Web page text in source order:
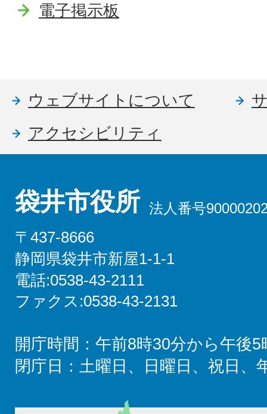
電子掲示板
ウェブサイトについて
アクセシビリティ
袋井市役所 法人番号
〒437-8666
静岡県袋井市新屋1-1-1
電話:0538-43-2111
ファクス:0538-43-2131
開庁時間：午前8時30分から午後5
閉庁日：土曜日、日曜日、祝日、